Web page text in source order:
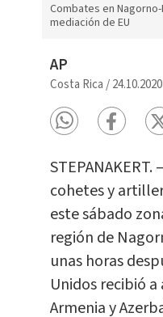
Combates en
mediación de EU
AP
Costa Rica /
cohetes y
este sábado
región de
unas horas
Unidos recibió
Armenia y